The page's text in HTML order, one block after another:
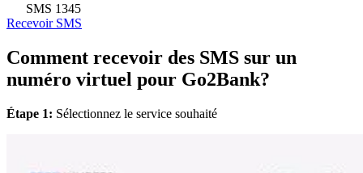
SMS 1345
Recevoir SMS
Comment recevoir des SMS sur un
numéro virtuel pour Go2Bank?
Étape 1: Sélectionnez le service souhaité